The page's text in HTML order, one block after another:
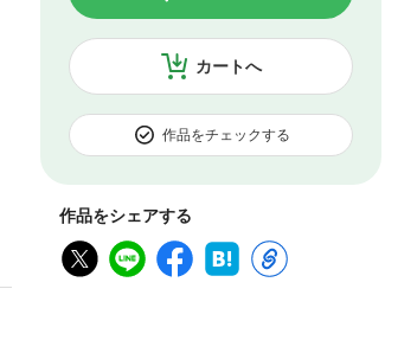
カートへ
作品をチェックする
作品をシェアする